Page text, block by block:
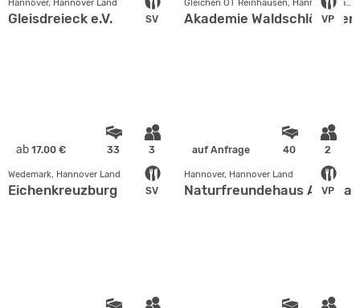
SV
Hannover, Hannover Land
Gleisdreieck e.V. VP
Gleichen OT Reinhausen, Hannover Land
Akademie Waldschlößchen
ab 17.00 € 33 3
SV
Wedemark, Hannover Land
Eichenkreuzburg
auf Anfrage 40 2
VP
Hannover, Hannover Land
Naturfreundehaus Am